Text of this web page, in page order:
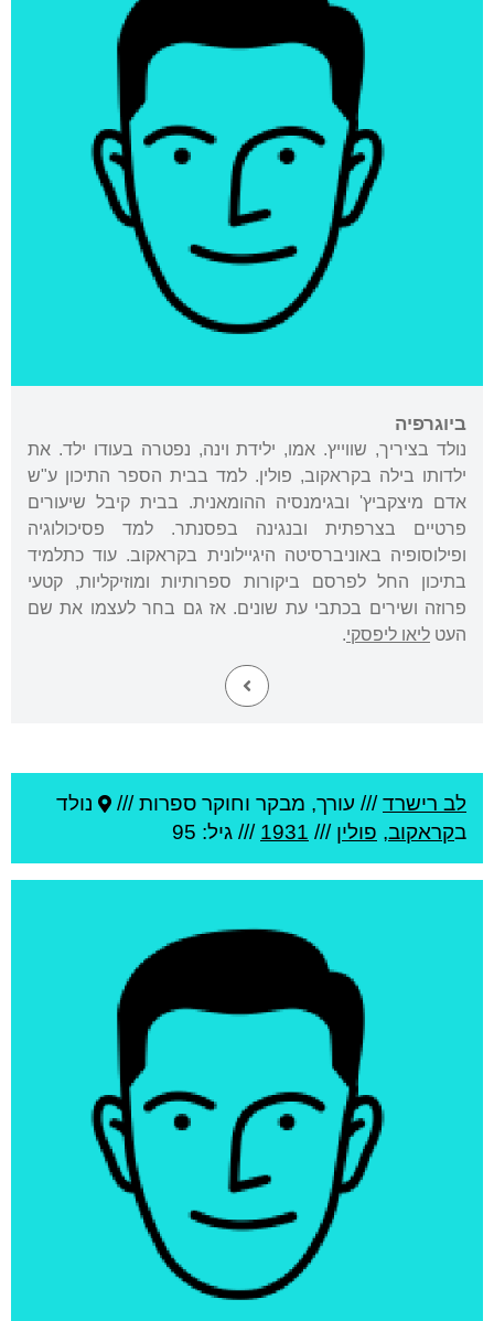
ביוגרפיה
נולד בציריך, שווייץ. אמו, ילידת וינה, נפטרה בעודו ילד. את
ילדותו בילה בקראקוב, פולין. למד בבית הספר התיכון ע"ש
אדם מיצקביץ' ובגימנסיה ההומאנית. בבית קיבל שיעורים
פרטיים בצרפתית ובנגינה בפסנתר. למד פסיכולוגיה
ופילוסופיה באוניברסיטה היגיילונית בקראקוב. עוד כתלמיד
בתיכון החל לפרסם ביקורות ספרותיות ומוזיקליות, קטעי
פרוזה ושירים בכתבי עת שונים. אז גם בחר לעצמו את שם
העט ליאו ליפסקי.
לב רישרד/// עורך, מבקר וחוקר ספרות ///
נולד
בקראקוב, פולין ///
1931 /// גיל: 95